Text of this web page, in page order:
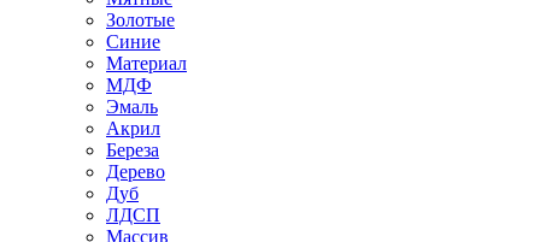
Золотые
Синие
Материал
МДФ
Эмаль
Акрил
Береза
Дерево
Дуб
ЛДСП
Массив